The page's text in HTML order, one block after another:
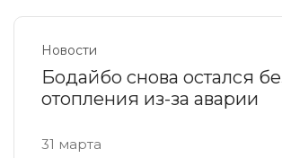
Новости
Бодайбо снова остался
отопления из-за аварии
31 марта